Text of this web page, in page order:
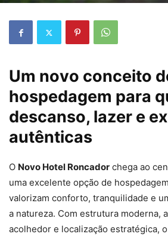
Um novo conceito
hospedagem para
descanso, lazer e
autênticas
O Novo Hotel Roncador chega ao
uma excelente opção de
valorizam conforto, tranquilidade e
a natureza. Com estrutura moderna,
acolhedor e localização estratégica,